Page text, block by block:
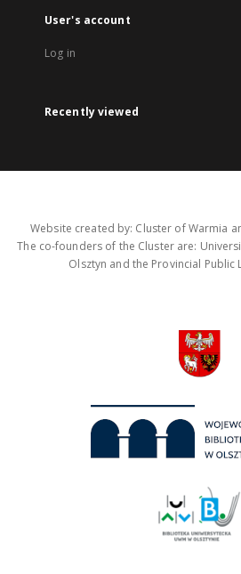
User's account
Log in
Recently viewed
Website created by: Cluster of Warmia
The co-founders of the Cluster are:
Olsztyn and the Provincial Public